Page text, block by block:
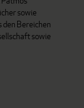
sowie
Bereichen
sowie